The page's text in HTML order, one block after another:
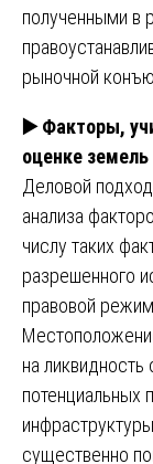
полученными в
рыночной
▶️Факторы,
оценке земель
Деловой
анализа
числу таких
разрешенного
правовой режим
на ликвидность
потенциальных
существенно